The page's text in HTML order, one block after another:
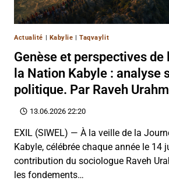
Actualité | Kabylie |Taqvaylit
Genèse et perspectives de
la Nation Kabyle : analyse
politique. Par Raveh
13.06.2026 22:20
EXIL (SIWEL) — À la veille de la
Kabyle, célébrée chaque année le 14
contribution du sociologue Raveh
les fondements…